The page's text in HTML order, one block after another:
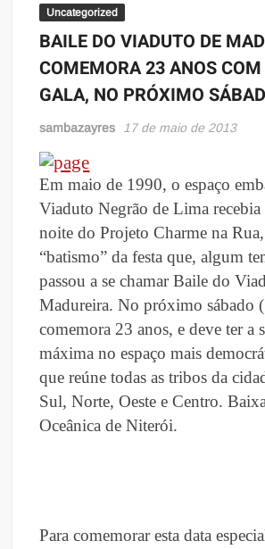
Uncategorized
BAILE DO VIADUTO DE
COMEMORA 23 ANOS
GALA, NO PRÓXIMO
sambazayres 17 de maio de 2013
Em maio de 1990, o espaço
Viaduto Negrão de Lima recebia
noite do Projeto Charme na
“batismo” da festa que, algum
passou a se chamar Baile do
Madureira. No próximo sábado
comemora 23 anos, e deve ter a
máxima no espaço mais
que reúne todas as tribos da
Sul, Norte, Oeste e Centro.
Oceânica de Niterói.
Para comemorar esta data